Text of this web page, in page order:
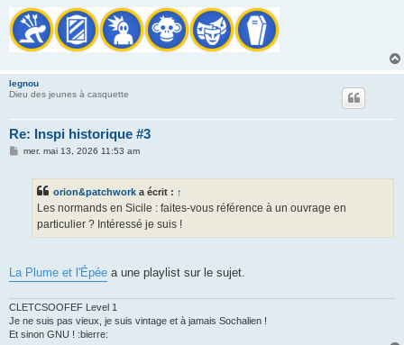
legnou
Dieu des jeunes à casquette
Re: Inspi historique #3
Mmer. mai 13, 2026 11:53 am
orion&patchwork a écrit : ↑
Les normands en Sicile : faites-vous référence à un ouvrage en
particulier ? Intéressé je suis !
La Plume et l'Épée a une playlist sur le sujet.
CLETCSOOFEF Level 1
Je ne suis pas vieux, je suis vintage et à jamais Sochalien !
Et sinon GNU ! :bierre: